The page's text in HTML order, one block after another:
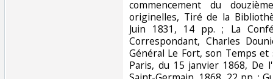
commencement du
originelles, Tiré de la
Juin 1831, 14 pp. ; La
Correspondant, Charles
Général Le Fort, son Temps et
Paris, du 15 janvier 1868, De